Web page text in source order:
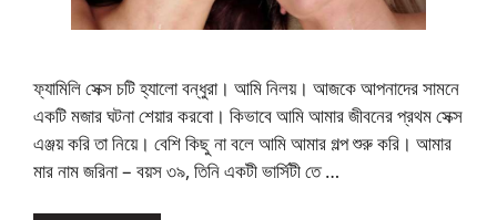
ফ্যামিলি সেক্স চটি হ্যালো বন্ধুরা। আমি নিলয়। আজকে আপনাদের সামনে
একটি মজার ঘটনা শেয়ার করবো। কিভাবে আমি আমার জীবনের প্রথম সেক্স
এঞ্জয় করি তা নিয়ে। বেশি কিছু না বলে আমি আমার গল্প শুরু করি। আমার
মার নাম জরিনা – বয়স ৩৯, তিনি একটী ভার্সিটী তে …